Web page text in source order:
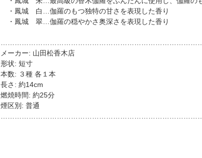
・鳳城 白…伽羅のもつ独特の甘さを表現した香り
・鳳城 翠…伽羅の穏やかさ奥深さを表現した香り
メーカー: 山田松香木店
形状: 短寸
本数: ３種 各１本
長さ: 約14cm
燃焼時間: 約25分
煙区別: 普通